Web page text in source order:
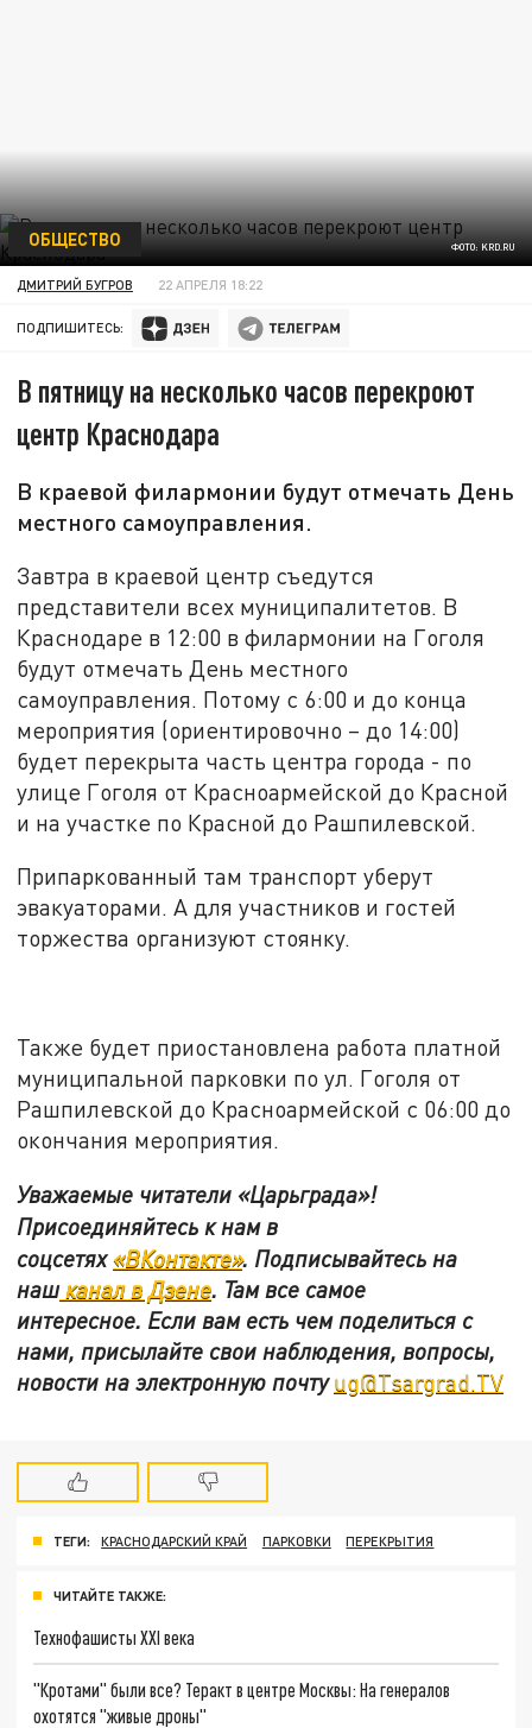
ФОТО: KRD.RU
ОБЩЕСТВО
ДМИТРИЙ БУГРОВ 22 АПРЕЛЯ 18:22
ПОДПИШИТЕСЬ:
В пятницу на несколько часов перекроют
центр Краснодара
В краевой филармонии будут отмечать День
местного самоуправления.
Завтра в краевой центр съедутся
представители всех муниципалитетов. В
Краснодаре в 12:00 в филармонии на Гоголя
будут отмечать День местного
самоуправления. Потому с 6:00 и до конца
мероприятия (ориентировочно – до 14:00)
будет перекрыта часть центра города - по
улице Гоголя от Красноармейской до Красной
и на участке по Красной до Рашпилевской.
Припаркованный там транспорт уберут
эвакуаторами. А для участников и гостей
торжества организуют стоянку.
Также будет приостановлена работа платной
муниципальной парковки по ул. Гоголя от
Рашпилевской до Красноармейской с 06:00 до
окончания мероприятия.
Уважаемые читатели «Царьграда»!
Присоединяйтесь к нам в
соцсетях«ВКонтакте». Подписывайтесь на
нашканал в Дзене. Там все самое
интересное. Если вам есть чем поделиться с
нами, присылайте свои наблюдения, вопросы,
новости на электронную почтуug@Tsargrad.TV
ТЕГИ: КРАСНОДАРСКИЙ КРАЙ ПАРКОВКИ ПЕРЕКРЫТИЯ
ЧИТАЙТЕ ТАКЖЕ:
Технофашисты XXI века
"Кротами" были все? Теракт в центре Москвы: На генералов
охотятся "живые дроны"